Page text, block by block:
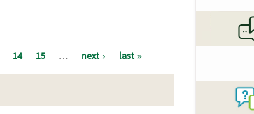
င် ဖြစ်ပွားခဲ့သည့် မဲမသမာမှုနှင့် တရားမဲ့ပြုကျင့်မှုများအပေါ်
14 15 … next › last »